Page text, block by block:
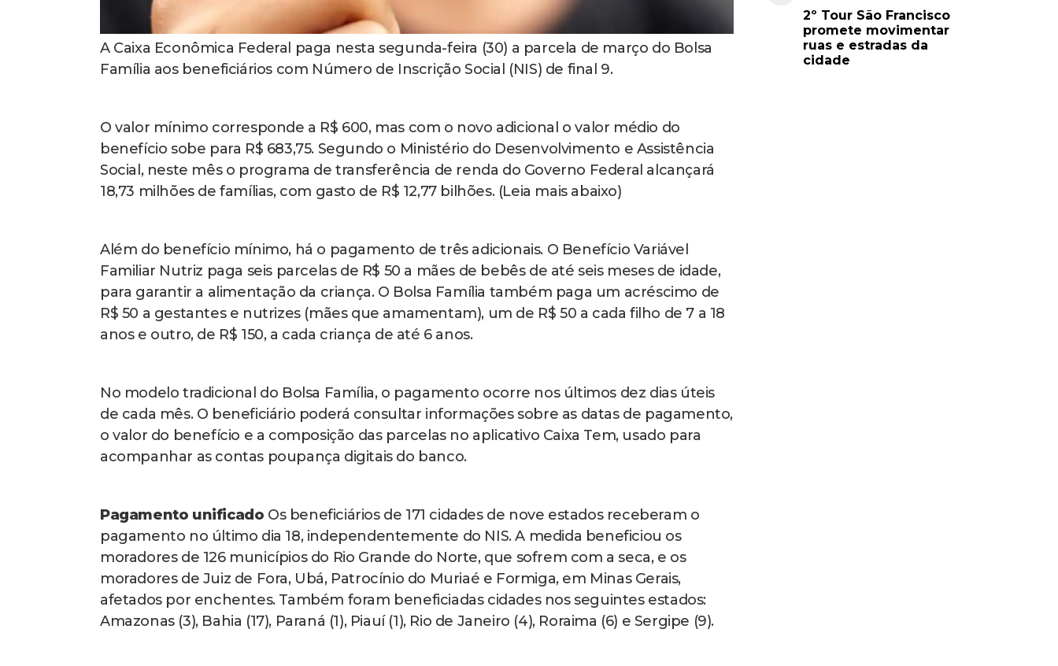
A Caixa Econômica Federal paga nesta segunda-feira (30) a parcela de março do Bolsa
Família aos beneficiários com Número de Inscrição Social (NIS) de final 9.
O valor mínimo corresponde a R$ 600, mas com o novo adicional o valor médio do
benefício sobe para R$ 683,75. Segundo o Ministério do Desenvolvimento e Assistência
Social, neste mês o programa de transferência de renda do Governo Federal alcançará
18,73 milhões de famílias, com gasto de R$ 12,77 bilhões. (Leia mais abaixo)
Além do benefício mínimo, há o pagamento de três adicionais. O Benefício Variável
Familiar Nutriz paga seis parcelas de R$ 50 a mães de bebês de até seis meses de idade,
para garantir a alimentação da criança. O Bolsa Família também paga um acréscimo de
R$ 50 a gestantes e nutrizes (mães que amamentam), um de R$ 50 a cada filho de 7 a 18
anos e outro, de R$ 150, a cada criança de até 6 anos.
No modelo tradicional do Bolsa Família, o pagamento ocorre nos últimos dez dias úteis
de cada mês. O beneficiário poderá consultar informações sobre as datas de pagamento,
o valor do benefício e a composição das parcelas no aplicativo Caixa Tem, usado para
acompanhar as contas poupança digitais do banco.
Pagamento unificado Os beneficiários de 171 cidades de nove estados receberam o
pagamento no último dia 18, independentemente do NIS. A medida beneficiou os
moradores de 126 municípios do Rio Grande do Norte, que sofrem com a seca, e os
moradores de Juiz de Fora, Ubá, Patrocínio do Muriaé e Formiga, em Minas Gerais,
afetados por enchentes. Também foram beneficiadas cidades nos seguintes estados:
Amazonas (3), Bahia (17), Paraná (1), Piauí (1), Rio de Janeiro (4), Roraima (6) e Sergipe (9).
2º Tour São Francisco
promete movimentar
ruas e estradas da
cidade